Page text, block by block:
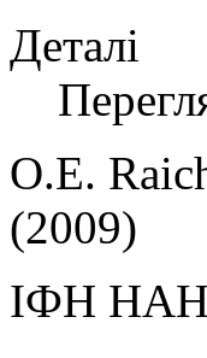
Деталі
O.E.
(2009)
ІФН НАН